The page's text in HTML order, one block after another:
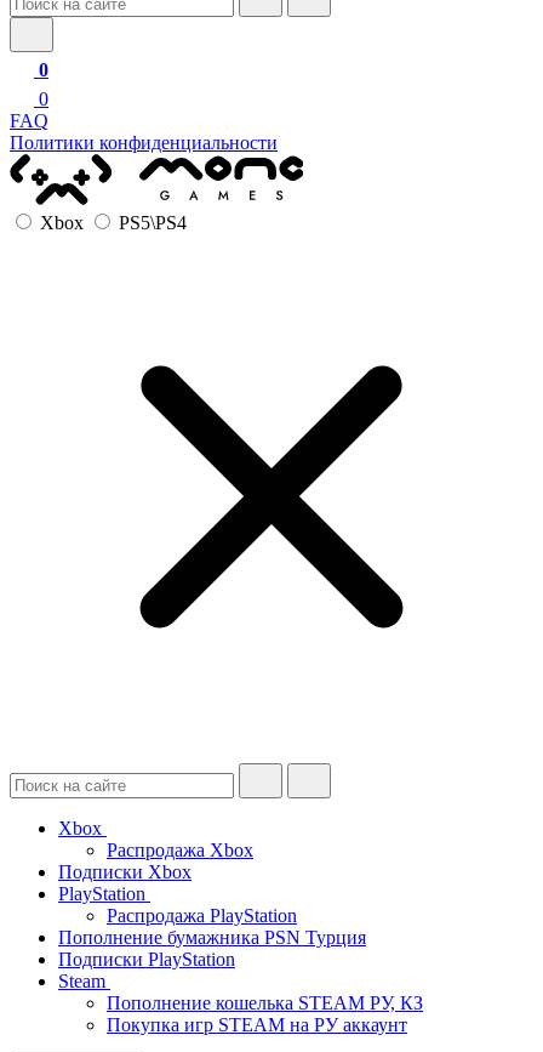
0
0
FAQ
Политики конфиденциальности
Xbox PS5\PS4
Xbox
Распродажа Xbox
Подписки Xbox
PlayStation
Распродажа PlayStation
Пополнение бумажника PSN Турция
Подписки PlayStation
Steam
Пополнение кошелька STEAM РУ, КЗ
Покупка игр STEAM на РУ аккаунт